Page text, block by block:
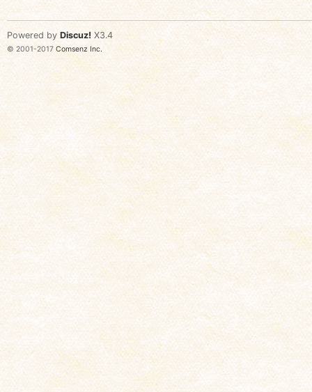
Powered by Discuz! X3.4
© 2001-2017 Comsenz Inc.